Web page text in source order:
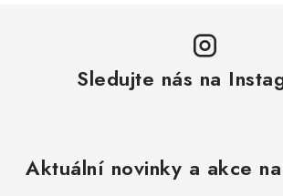
Sledujte nás na
Aktuální novinky a akce